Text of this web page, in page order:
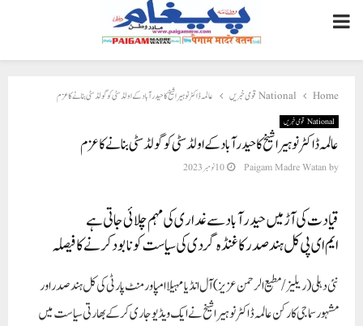
PRIMARY
MENU
Home National قومی خبریں عالمہ ڈاکٹر نوہیرا شیخ کا حیدر آباد کے اولڈ سٹی کو گولڈ سٹی بنانے کا عزم
National قومی خبریں
عالمہ ڈاکٹر نوہیرا شیخ کا حیدر آباد کے اولڈ سٹی کو گولڈ سٹی بنانے کا عزم
by
Paigam Madre Watan 10 نومبر 2023
قیادت کی آڑ میں حیدر آباد سے غداری کی مہم چلائی جاتی ہے
ایم ای پی کل ہند صدر کا غنڈہ گردی کی سیاست کو نابود کرنے کا فیصلہ
نئی دہلی (ریلیز / مطیع الرحمن عزیز)آل انڈیا مہیلا امپاور منٹ پارٹی کی کل ہند صدر اور
مشہور سماجی کارکن عالمہ ڈاکٹر نوہیرا شیخ نے ایک ویڈیو جاری کر کے بھارتی سیاست میں